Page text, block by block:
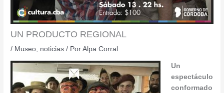
UN PRODUCTO REGIONAL
/ Museo, noticias / PorAlpa Corral
Un
espectáculo
conformado